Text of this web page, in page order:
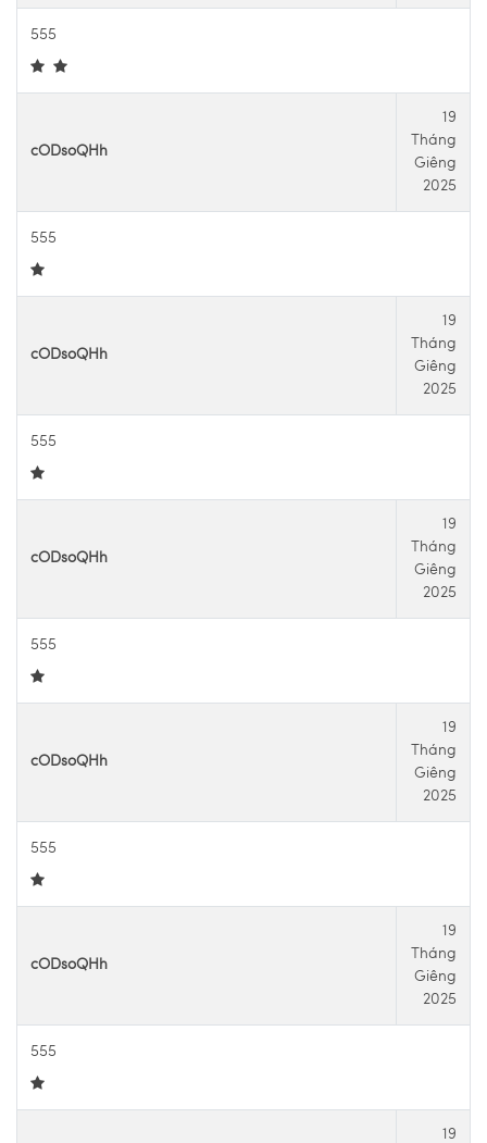
555
cODsoQHh
19
Tháng
Giêng
2025
555
cODsoQHh
19
Tháng
Giêng
2025
555
cODsoQHh
19
Tháng
Giêng
2025
555
cODsoQHh
19
Tháng
Giêng
2025
555
cODsoQHh
19
Tháng
Giêng
2025
555
19